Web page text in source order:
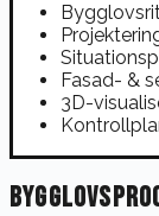
Fasad- &
3D-